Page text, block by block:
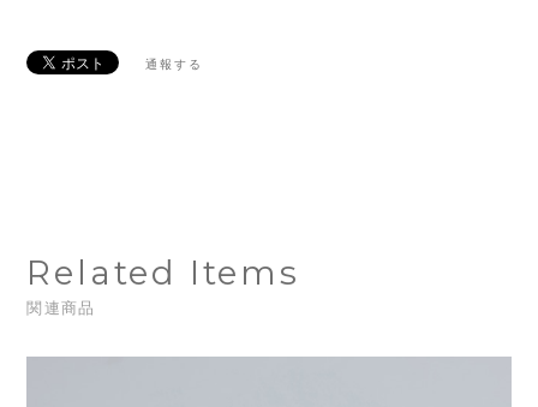
通報する
Related Items
関連商品